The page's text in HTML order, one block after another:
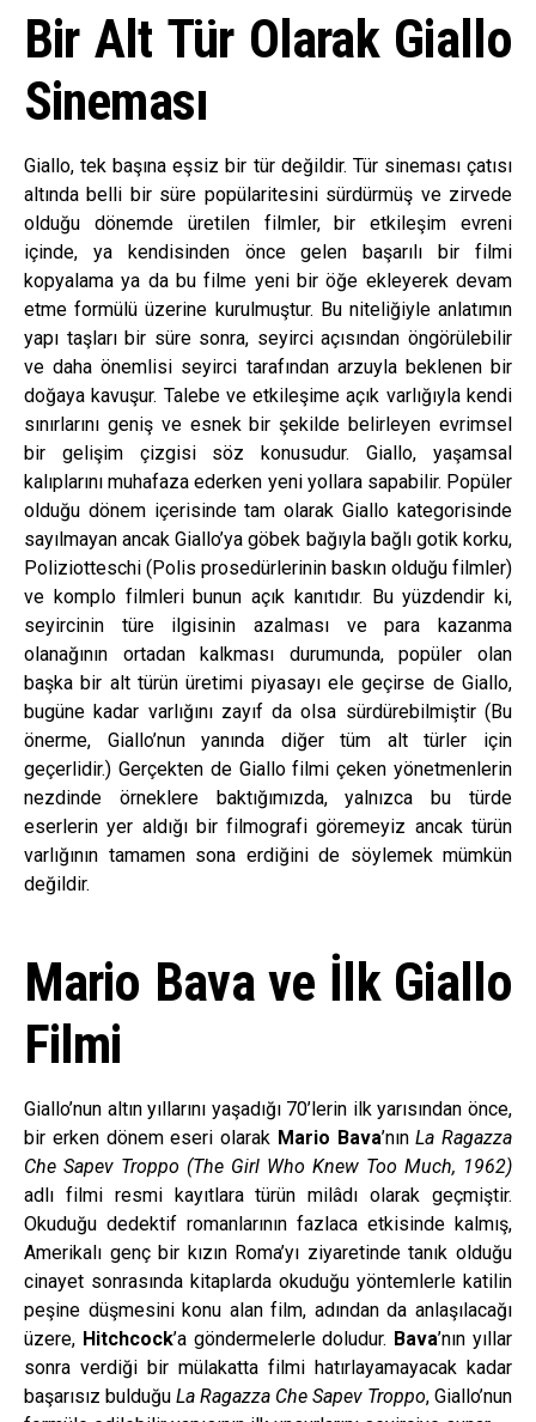
Bir Alt Tür Olarak Giallo
Sineması
Giallo, tek başına eşsiz bir tür değildir. Tür sineması çatısı
altında belli bir süre popülaritesini sürdürmüş ve zirvede
olduğu dönemde üretilen filmler, bir etkileşim evreni
içinde, ya kendisinden önce gelen başarılı bir filmi
kopyalama ya da bu filme yeni bir öğe ekleyerek devam
etme formülü üzerine kurulmuştur. Bu niteliğiyle anlatımın
yapı taşları bir süre sonra, seyirci açısından öngörülebilir
ve daha önemlisi seyirci tarafından arzuyla beklenen bir
doğaya kavuşur. Talebe ve etkileşime açık varlığıyla kendi
sınırlarını geniş ve esnek bir şekilde belirleyen evrimsel
bir gelişim çizgisi söz konusudur. Giallo, yaşamsal
kalıplarını muhafaza ederken yeni yollara sapabilir. Popüler
olduğu dönem içerisinde tam olarak Giallo kategorisinde
sayılmayan ancak Giallo’ya göbek bağıyla bağlı gotik korku,
Poliziotteschi (Polis prosedürlerinin baskın olduğu filmler)
ve komplo filmleri bunun açık kanıtıdır. Bu yüzdendir ki,
seyircinin türe ilgisinin azalması ve para kazanma
olanağının ortadan kalkması durumunda, popüler olan
başka bir alt türün üretimi piyasayı ele geçirse de Giallo,
bugüne kadar varlığını zayıf da olsa sürdürebilmiştir (Bu
önerme, Giallo’nun yanında diğer tüm alt türler için
geçerlidir.) Gerçekten de Giallo filmi çeken yönetmenlerin
nezdinde örneklere baktığımızda, yalnızca bu türde
eserlerin yer aldığı bir filmografi göremeyiz ancak türün
varlığının tamamen sona erdiğini de söylemek mümkün
değildir.
Mario Bava ve İlk Giallo
Filmi
Giallo’nun altın yıllarını yaşadığı 70’lerin ilk yarısından önce,
bir erken dönem eseri olarak Mario Bava’nınLa Ragazza
Che Sapev Troppo (The Girl Who Knew Too Much, 1962)
adlı filmi resmi kayıtlara türün milâdı olarak geçmiştir.
Okuduğu dedektif romanlarının fazlaca etkisinde kalmış,
Amerikalı genç bir kızın Roma’yı ziyaretinde tanık olduğu
cinayet sonrasında kitaplarda okuduğu yöntemlerle katilin
peşine düşmesini konu alan film, adından da anlaşılacağı
üzere, Hitchcock’a göndermelerle doludur. Bava’nın yıllar
sonra verdiği bir mülakatta filmi hatırlayamayacak kadar
başarısız bulduğu La Ragazza Che Sapev Troppo, Giallo’nun